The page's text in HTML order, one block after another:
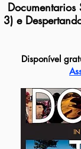
3) e
Disponível